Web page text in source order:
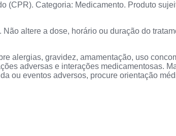
(CPR). Categoria: Medicamento. Produto
altere a dose, horário ou duração do
alergias, gravidez, amamentação, uso
adversas e interações medicamentosas.
ou eventos adversos, procure orientação